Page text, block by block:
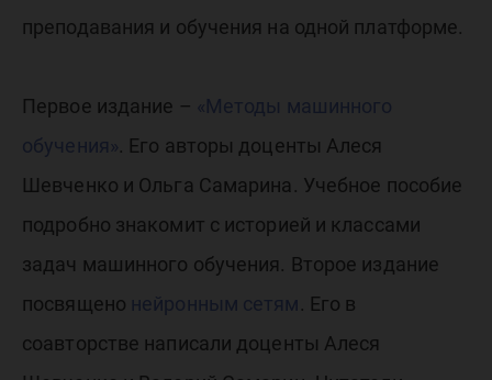
преподавания и обучения на одной платформе.
Первое издание – «Методы машинного
обучения». Его авторы доценты Алеся
Шевченко и Ольга Самарина. Учебное пособие
подробно знакомит с историей и классами
задач машинного обучения. Второе издание
посвящено нейронным сетям. Его в
соавторстве написали доценты Алеся